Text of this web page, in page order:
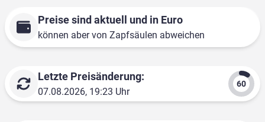
Preise sind aktuell und in Euro
können aber von Zapfsäulen abweichen
Letzte Preisänderung:
07.08.2026, 19:23 Uhr